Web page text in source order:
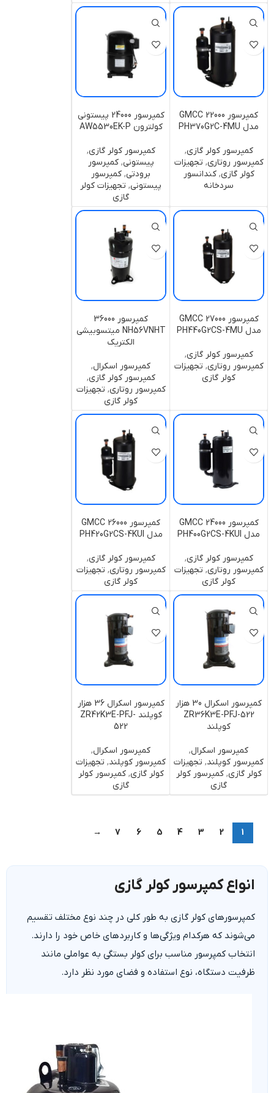
کمپرسور 22000 GMCC
مدل PH370G2C-4MU
کمپرسور کولر گازی,
کمپرسور روتاری, تجهیزات
کولر گازی,کندانسور
سردخانه
کمپرسور 24000 پیستونی
کولترون AW5530EK-P
کمپرسور کولر گازی,
پیستونی,کمپرسور
برودتی, کمپرسور
پیستونی, تجهیزات کولر
گازی
کمپرسور 27000 GMCC
مدل PH440G2CS-4MU
کمپرسور کولر گازی,
کمپرسور روتاری, تجهیزات
کولر گازی
کمپرسور 36000
NH56VNHT میتسوبیشی
الکتریک
کمپرسور اسکرال,
کمپرسور کولر گازی,
کمپرسور روتاری, تجهیزات
کولر گازی
کمپرسور GMCC 24000
مدل PH400G2CS-4KUI
کمپرسور کولر گازی,
کمپرسور روتاری, تجهیزات
کولر گازی
کمپرسور GMCC 26000
مدل PH420G2CS-4KUI
کمپرسور کولر گازی,
کمپرسور روتاری, تجهیزات
کولر گازی
کمپرسور اسکرال 30 هزار
ZR36K3E-PFJ-522
کوپلند
کمپرسور اسکرال,
کمپرسور کوپلند, تجهیزات
کولر گازی,کمپرسور کولر
گازی
کمپرسور اسکرال 36 هزار
کوپلند ZR42K3E-PFJ-
522
کمپرسور اسکرال,
کمپرسور کوپلند, تجهیزات
کولر گازی,کمپرسور کولر
گازی
1
2
3
4
5
6
7
→
انواع کمپرسور کولر گازی
کمپرسورهای کولر گازی به طور کلی در چند نوع مختلف تقسیم
می‌شوند که هرکدام ویژگی‌ها و کاربردهای خاص خود را دارند.
انتخاب کمپرسور مناسب برای کولر بستگی به عواملی مانند
ظرفیت دستگاه، نوع استفاده و فضای مورد نظر دارد.